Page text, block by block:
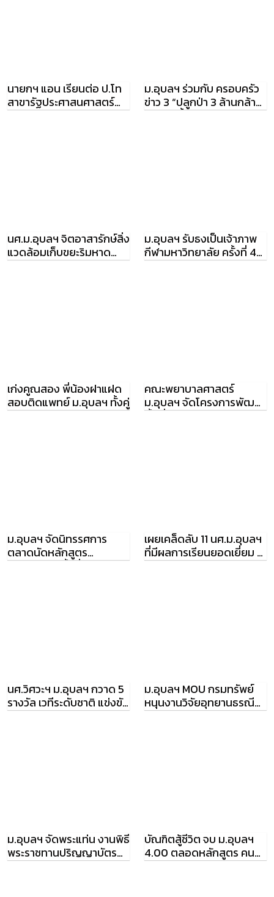
นายกฯ แอน เรียนต่อ ป.โท
สาขารัฐประศาสนศาสตร์
ม.อุบลฯ
ม.อุบลฯ ร่วมกับ ครอบครัว
ข่าว 3 “ปลูกป่า 3 ล้านกล้า
ศาสนา ค้ำพะยูง”
นศ.ม.อุบลฯ จิตอาสารักษ์สิ่ง
แวดล้อมเก็บขยะริมหาด
ทะเล หลังศึกษาดูงาน
ม.อุบลฯ รับธงเป็นเจ้าภาพ
กีฬามหาวิทยาลัย ครั้งที่ 43
“กันเกราเกมส์” ปี 59
เก่งคูณสอง พี่น้องฝาแฝด
สอบติดแพทย์ ม.อุบลฯ ทั้งคู่
คณะพยาบาลศาสตร์
ม.อุบลฯ จัดโครงการพัฒนา
พื้นที่ครอบครัวอบอุ่น
ม.อุบลฯ จัดนิทรรศการ
ตลาดนัดหลักสูตร
อุดมศึกษา ครั้งที่ 23
เผยเคล็ดลับ 11 นศ.ม.อุบลฯ
ที่มีผลการเรียนยอดเยี่ยม ปี
การศึกษา 57
นศ.วิศวะฯ ม.อุบลฯ กวาด 5
รางวัล เวทีระดับชาติ แข่งขัน
สายงานวิศวกรรมโยธา
ม.อุบลฯ MOU กรมทรัพย์
หนุนงานวิจัยอุทยานธรณีผา
ชัน สามพันโบก
ม.อุบลฯ จัดพระแท่น งานพิธี
พระราชทานปริญญาบัตร
สมพระเกียรติ
บัณฑิตสู้ชีวิต จบ ม.อุบลฯ
4.00 ตลอดหลักสูตร คน
เดียวในรุ่น ได้ทุนต่อโท-เอก